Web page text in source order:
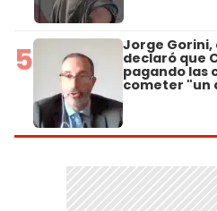
5 Jorge Gorini,
declaró que
pagando las
cometer "un